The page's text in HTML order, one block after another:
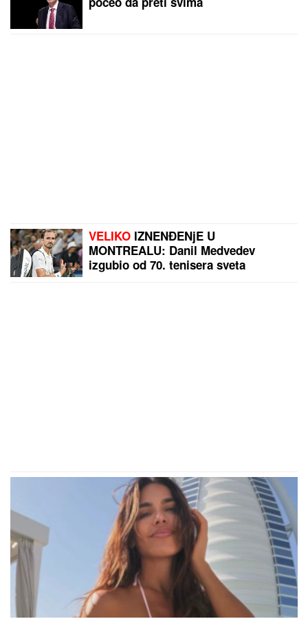
VELIKO IZNENĐENjE U
MONTREALU: Danil Medvedev
izgubio od 70. tenisera sveta